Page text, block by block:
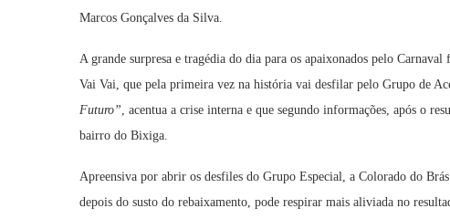
Marcos Gonçalves da Silva.
A grande surpresa e tragédia do dia para os apaixonados pelo
Vai Vai, que pela primeira vez na história vai desfilar pelo Grupo de
Futuro” , acentua a crise interna e que segundo informações, após o
bairro do Bixiga.
Apreensiva por abrir os desfiles do Grupo Especial, a Colorado do
depois do susto do rebaixamento, pode respirar mais aliviada no